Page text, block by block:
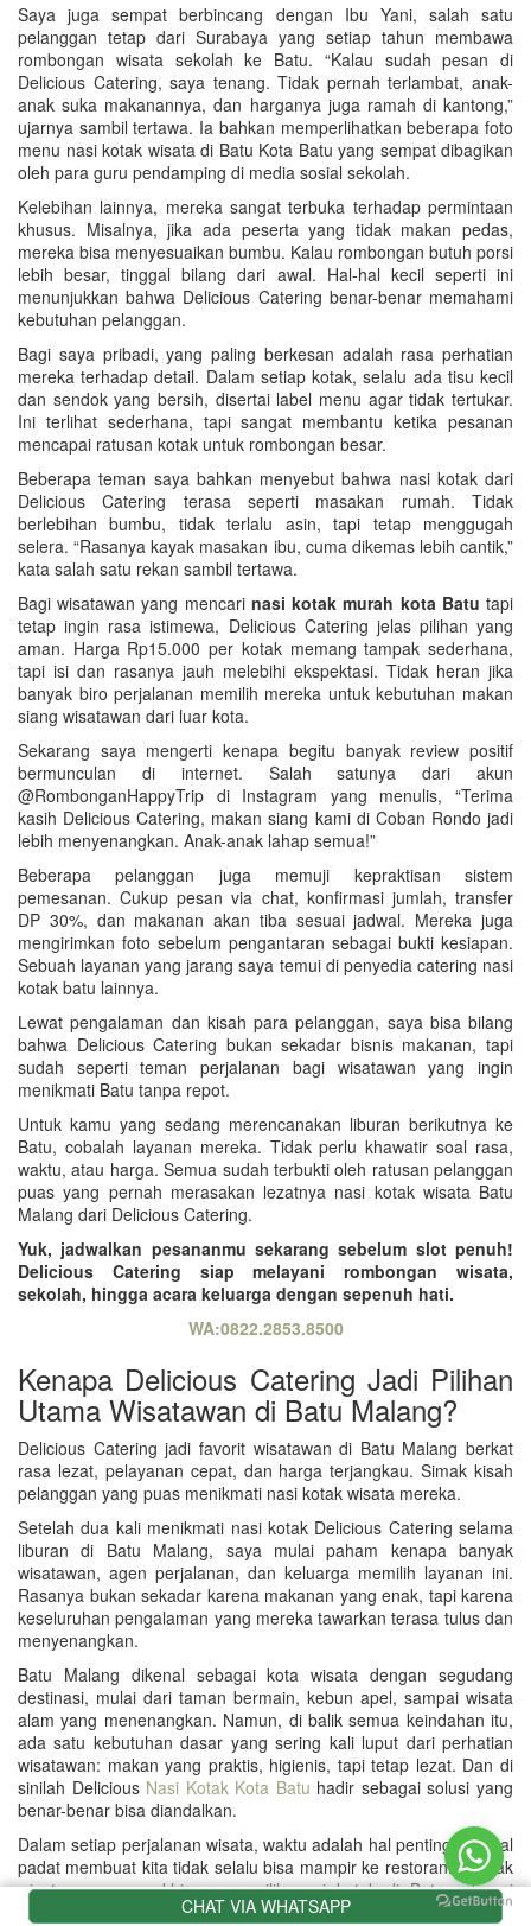
Saya juga sempat berbincang dengan Ibu Yani, salah satu
pelanggan tetap dari Surabaya yang setiap tahun membawa
rombongan wisata sekolah ke Batu. “Kalau sudah pesan di
Delicious Catering, saya tenang. Tidak pernah terlambat, anak-
anak suka makanannya, dan harganya juga ramah di kantong,”
ujarnya sambil tertawa. Ia bahkan memperlihatkan beberapa foto
menu nasi kotak wisata di Batu Kota Batu yang sempat dibagikan
oleh para guru pendamping di media sosial sekolah.
Kelebihan lainnya, mereka sangat terbuka terhadap permintaan
khusus. Misalnya, jika ada peserta yang tidak makan pedas,
mereka bisa menyesuaikan bumbu. Kalau rombongan butuh porsi
lebih besar, tinggal bilang dari awal. Hal-hal kecil seperti ini
menunjukkan bahwa Delicious Catering benar-benar memahami
kebutuhan pelanggan.
Bagi saya pribadi, yang paling berkesan adalah rasa perhatian
mereka terhadap detail. Dalam setiap kotak, selalu ada tisu kecil
dan sendok yang bersih, disertai label menu agar tidak tertukar.
Ini terlihat sederhana, tapi sangat membantu ketika pesanan
mencapai ratusan kotak untuk rombongan besar.
Beberapa teman saya bahkan menyebut bahwa nasi kotak dari
Delicious Catering terasa seperti masakan rumah. Tidak
berlebihan bumbu, tidak terlalu asin, tapi tetap menggugah
selera. “Rasanya kayak masakan ibu, cuma dikemas lebih cantik,”
kata salah satu rekan sambil tertawa.
Bagi wisatawan yang mencari nasi kotak murah kota Batu tapi
tetap ingin rasa istimewa, Delicious Catering jelas pilihan yang
aman. Harga Rp15.000 per kotak memang tampak sederhana,
tapi isi dan rasanya jauh melebihi ekspektasi. Tidak heran jika
banyak biro perjalanan memilih mereka untuk kebutuhan makan
siang wisatawan dari luar kota.
Sekarang saya mengerti kenapa begitu banyak review positif
bermunculan di internet. Salah satunya dari akun
@RombonganHappyTrip di Instagram yang menulis, “Terima
kasih Delicious Catering, makan siang kami di Coban Rondo jadi
lebih menyenangkan. Anak-anak lahap semua!”
Beberapa pelanggan juga memuji kepraktisan sistem
pemesanan. Cukup pesan via chat, konfirmasi jumlah, transfer
DP 30%, dan makanan akan tiba sesuai jadwal. Mereka juga
mengirimkan foto sebelum pengantaran sebagai bukti kesiapan.
Sebuah layanan yang jarang saya temui di penyedia catering nasi
kotak batu lainnya.
Lewat pengalaman dan kisah para pelanggan, saya bisa bilang
bahwa Delicious Catering bukan sekadar bisnis makanan, tapi
sudah seperti teman perjalanan bagi wisatawan yang ingin
menikmati Batu tanpa repot.
Untuk kamu yang sedang merencanakan liburan berikutnya ke
Batu, cobalah layanan mereka. Tidak perlu khawatir soal rasa,
waktu, atau harga. Semua sudah terbukti oleh ratusan pelanggan
puas yang pernah merasakan lezatnya nasi kotak wisata Batu
Malang dari Delicious Catering.
Yuk, jadwalkan pesananmu sekarang sebelum slot penuh!
Delicious Catering siap melayani rombongan wisata,
sekolah, hingga acara keluarga dengan sepenuh hati.
WA:0822.2853.8500
Kenapa Delicious Catering Jadi Pilihan
Utama Wisatawan di Batu Malang?
Delicious Catering jadi favorit wisatawan di Batu Malang berkat
rasa lezat, pelayanan cepat, dan harga terjangkau. Simak kisah
pelanggan yang puas menikmati nasi kotak wisata mereka.
Setelah dua kali menikmati nasi kotak Delicious Catering selama
liburan di Batu Malang, saya mulai paham kenapa banyak
wisatawan, agen perjalanan, dan keluarga memilih layanan ini.
Rasanya bukan sekadar karena makanan yang enak, tapi karena
keseluruhan pengalaman yang mereka tawarkan terasa tulus dan
menyenangkan.
Batu Malang dikenal sebagai kota wisata dengan segudang
destinasi, mulai dari taman bermain, kebun apel, sampai wisata
alam yang menenangkan. Namun, di balik semua keindahan itu,
ada satu kebutuhan dasar yang sering kali luput dari perhatian
wisatawan: makan yang praktis, higienis, tapi tetap lezat. Dan di
sinilah Delicious Nasi Kotak Kota Batu hadir sebagai solusi yang
benar-benar bisa diandalkan.
Dalam setiap perjalanan wisata, waktu adalah hal penting. Jadwal
padat membuat kita tidak selalu bisa mampir ke restoran. Banyak
wisatawan yang akhirnya memilih nasi kotak di Batu sebagai
alternatif cepat. Tapi sayangnya, tidak semua catering bisa
CHAT VIA WHATSAPP